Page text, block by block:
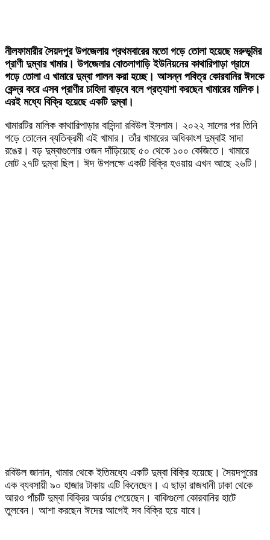
নীলফামারীর সৈয়দপুর উপজেলায় প্রথমবারের মতো গড়ে তোলা হয়েছে মরুভূমির
প্রাণী দুম্বার খামার। উপজেলার বোতলাগাড়ি ইউনিয়নের কাথারিপাড়া গ্রামে
গড়ে তোলা এ খামারে দুম্বা পালন করা হচ্ছে। আসন্ন পবিত্র কোরবানির ঈদকে
কেন্দ্র করে এসব প্রাণীর চাহিদা বাড়বে বলে প্রত্যাশা করছেন খামারের মালিক।
এরই মধ্যে বিক্রি হয়েছে একটি দুম্বা।
খামারটির মালিক কাথারিপাড়ার বাসিন্দা রবিউল ইসলাম। ২০২২ সালের পর তিনি
গড়ে তোলেন ব্যতিক্রমী এই খামার। তাঁর খামারের অধিকাংশ দুম্বাই সাদা
রঙের। বড় দুম্বাগুলোর ওজন দাঁড়িয়েছে ৫০ থেকে ১০০ কেজিতে। খামারে
মোট ২৭টি দুম্বা ছিল। ঈদ উপলক্ষে একটি বিক্রি হওয়ায় এখন আছে ২৬টি।
রবিউল জানান, খামার থেকে ইতিমধ্যে একটি দুম্বা বিক্রি হয়েছে। সৈয়দপুরের
এক ব্যবসায়ী ৯০ হাজার টাকায় এটি কিনেছেন। এ ছাড়া রাজধানী ঢাকা থেকে
আরও পাঁচটি দুম্বা বিক্রির অর্ডার পেয়েছেন। বাকিগুলো কোরবানির হাটে
তুলবেন। আশা করছেন ঈদের আগেই সব বিক্রি হয়ে যাবে।